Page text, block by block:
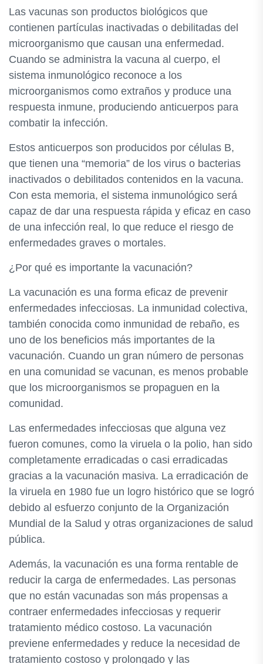
Las vacunas son productos biológicos que
contienen partículas inactivadas o debilitadas del
microorganismo que causan una enfermedad.
Cuando se administra la vacuna al cuerpo, el
sistema inmunológico reconoce a los
microorganismos como extraños y produce una
respuesta inmune, produciendo anticuerpos para
combatir la infección.
Estos anticuerpos son producidos por células B,
que tienen una “memoria” de los virus o bacterias
inactivados o debilitados contenidos en la vacuna.
Con esta memoria, el sistema inmunológico será
capaz de dar una respuesta rápida y eficaz en caso
de una infección real, lo que reduce el riesgo de
enfermedades graves o mortales.
¿Por qué es importante la vacunación?
La vacunación es una forma eficaz de prevenir
enfermedades infecciosas. La inmunidad colectiva,
también conocida como inmunidad de rebaño, es
uno de los beneficios más importantes de la
vacunación. Cuando un gran número de personas
en una comunidad se vacunan, es menos probable
que los microorganismos se propaguen en la
comunidad.
Las enfermedades infecciosas que alguna vez
fueron comunes, como la viruela o la polio, han sido
completamente erradicadas o casi erradicadas
gracias a la vacunación masiva. La erradicación de
la viruela en 1980 fue un logro histórico que se logró
debido al esfuerzo conjunto de la Organización
Mundial de la Salud y otras organizaciones de salud
pública.
Además, la vacunación es una forma rentable de
reducir la carga de enfermedades. Las personas
que no están vacunadas son más propensas a
contraer enfermedades infecciosas y requerir
tratamiento médico costoso. La vacunación
previene enfermedades y reduce la necesidad de
tratamiento costoso y prolongado y las